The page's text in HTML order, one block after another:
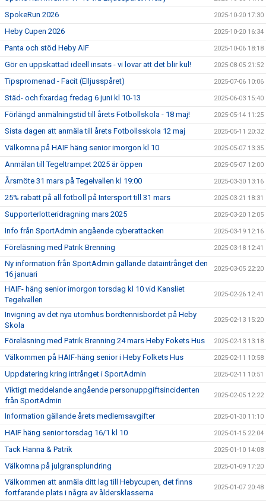
SpokeRun 2026 2025-10-20 17:30
Heby Cupen 2026 2025-10-20 16:34
Panta och stöd Heby AIF 2025-10-06 18:18
Gör en uppskattad ideell insats - vi lovar att det blir kul! 2025-08-05 21:52
Tipspromenad - Facit (Elljusspåret) 2025-07-06 10:06
Städ- och fixardag fredag 6 juni kl 10-13 2025-06-03 15:40
Förlängd anmälningstid till årets Fotbollskola - 18 maj! 2025-05-14 11:25
Sista dagen att anmäla till årets Fotbollsskola 12 maj 2025-05-11 20:32
Välkomna på HAIF häng senior imorgon kl 10 2025-05-07 13:35
Anmälan till Tegeltrampet 2025 är öppen 2025-05-07 12:00
Årsmöte 31 mars på Tegelvallen kl 19:00 2025-03-30 13:16
25% rabatt på all fotboll på Intersport till 31 mars 2025-03-21 18:31
Supporterlotteridragning mars 2025 2025-03-20 12:05
Info från SportAdmin angående cyberattacken 2025-03-19 12:16
Föreläsning med Patrik Brenning 2025-03-18 12:41
Ny information från SportAdmin gällande dataintrånget den
16 januari
2025-03-05 22:20
HAIF- häng senior imorgon torsdag kl 10 vid Kansliet
Tegelvallen
2025-02-26 12:41
Invigning av det nya utomhus bordtennisbordet på Heby
Skola
2025-02-13 15:20
Föreläsning med Patrik Brenning 24 mars Heby Fokets Hus 2025-02-13 13:18
Välkommen på HAIF-häng senior i Heby Folkets Hus 2025-02-11 10:58
Uppdatering kring intrånget i SportAdmin 2025-02-11 10:51
Viktigt meddelande angående personuppgiftsincidenten
från SportAdmin
2025-02-05 12:22
Information gällande årets medlemsavgifter 2025-01-30 11:10
HAIF häng senior torsdag 16/1 kl 10 2025-01-15 22:04
Tack Hanna & Patrik 2025-01-10 14:08
Välkomna på julgransplundring 2025-01-09 17:20
Välkommen att anmäla ditt lag till Hebycupen, det finns
fortfarande plats i några av åldersklasserna
2025-01-07 20:48